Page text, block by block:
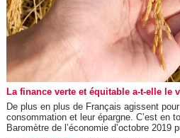
La finance verte et équitable a-t-elle le
De plus en plus de Français agissent
consommation et leur épargne. C’est en
Baromètre de l’économie d’octobre 2019